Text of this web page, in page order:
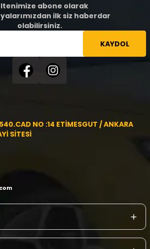
abone olarak
ilk siz haberdar
olabilirsiniz.
KAYDOL
NO :14 ETİMESGUT / ANKARA
SİTESİ